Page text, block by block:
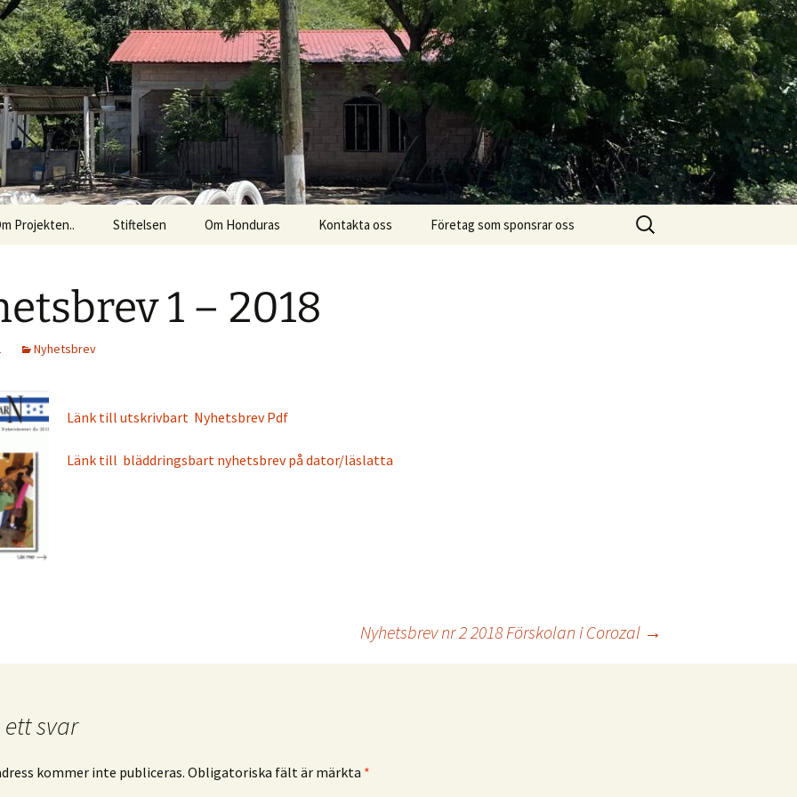
Barn
Projekten.. Stiftelsen Om Honduras Kontakta oss Företag som sponsrar oss
Sök
efter:
1 – 2018
Nyhetsbrev
Länk till utskrivbart Nyhetsbrev Pdf
Länk till bläddringsbart nyhetsbrev på dator/läslatta
Nyhetsbrev nr 2 2018 Förskolan i Corozal →
svar
kommer inte publiceras. Obligatoriska fält är märkta *